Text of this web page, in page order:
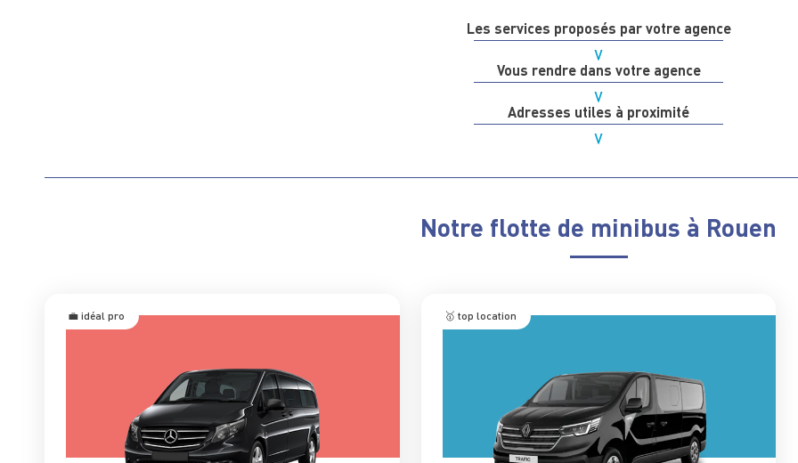
Les services proposés par votre agence
Vous rendre dans votre agence
Adresses utiles à proximité
Notre flotte de minibus à Rouen
💼 idéal pro 🥇 top location